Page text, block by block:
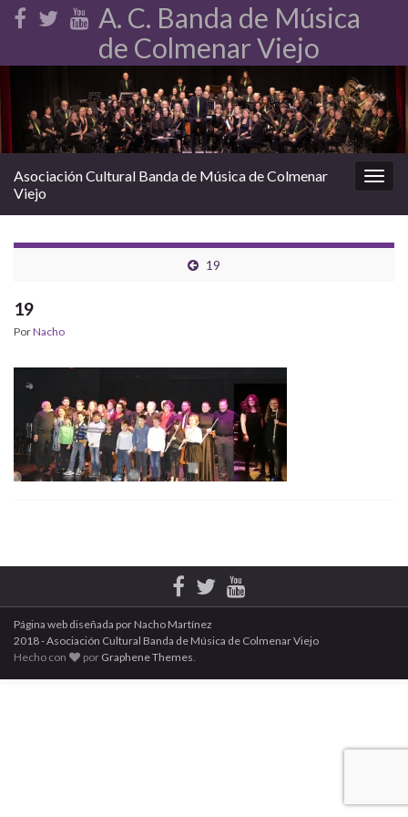
A. C. Banda de Música
de Colmenar Viejo
Asociación Cultural Banda de Música de Colmenar
Viejo
19
19
PorNacho
Página web diseñada por Nacho Martínez
2018 - Asociación Cultural Banda de Música de Colmenar Viejo
Hecho con
por Graphene Themes